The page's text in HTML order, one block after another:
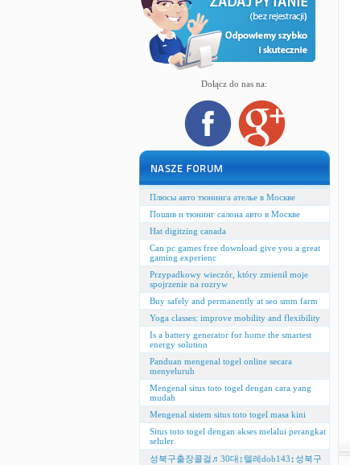
Dołącz do nas na:
Плюсы авто тюнинга ателье в Москве
Пошив и тюнинг салона авто в Москве
Hat digitzing canada
Can pc games free download give you a great
gaming experienc
Przypadkowy wieczór, który zmienił moje
spojrzenie na rozryw
Buy safely and permanently at seo smm farm
Yoga classes: improve mobility and flexibility
Is a battery generator for home the smartest
energy solution
Panduan mengenal togel online secara
menyeluruh
Mengenal situs toto togel dengan cara yang
mudah
Mengenal sistem situs toto togel masa kini
Situs toto togel dengan akses melalui perangkat
seluler
성북구출장콜걸♬30대↕텔레dob143↕성북구